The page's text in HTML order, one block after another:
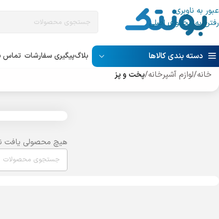
عبور به ناوبری
رفتن به محتوای اصلی
دسته بندی کالاها بلاگپیگیری سفارشات تماس
خانه/لوازم آشپرخانه/پخت و پز
هیچ محصولی یافت